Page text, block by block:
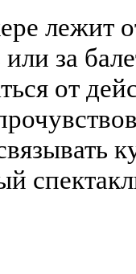
лежит
или за
от